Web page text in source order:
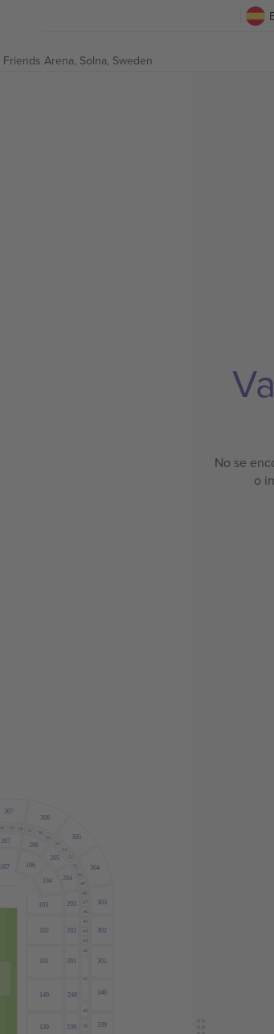
Friends Arena, Solna, Sweden
106
107
101
102
103
104
139
140
206
207
201
202
203
204
205
239
240
306
307
301
302
303
304
305
339
340
39
40
41
42
43
44
45
46
47
48
49
50
51
52
53
54
55
56
57
58
59
60
No se
o